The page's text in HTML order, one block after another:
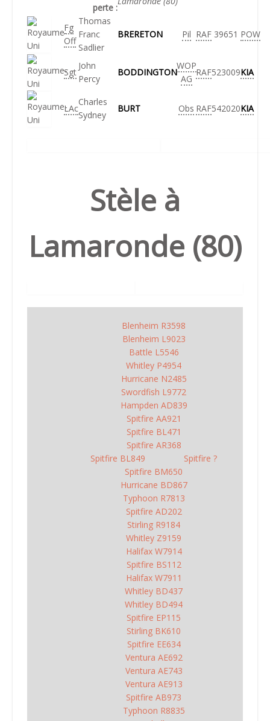
perte :
Fg
Off
Thomas
Franc
Sadlier
BRERETON Pil RAF 39651 POW
Sgt
John
Percy
BODDINGTON
WOP
AG
RAF523009KIA
LAc
Charles
Sydney
BURT Obs RAF542020KIA
Stèle à
Lamaronde (80)
Blenheim R3598
Blenheim L9023
Battle L5546
Whitley P4954
Hurricane N2485
Swordfish L9772
Hampden AD839
Spitfire AA921
Spitfire BL471
Spitfire AR368
Spitfire BL849
Spitfire ?
Spitfire BM650
Hurricane BD867
Typhoon R7813
Spitfire AD202
Stirling R9184
Whitley Z9159
Halifax W7914
Spitfire BS112
Halifax W7911
Whitley BD437
Whitley BD494
Spitfire EP115
Stirling BK610
Spitfire EE634
Ventura AE692
Ventura AE743
Ventura AE913
Spitfire AB973
Typhoon R8835